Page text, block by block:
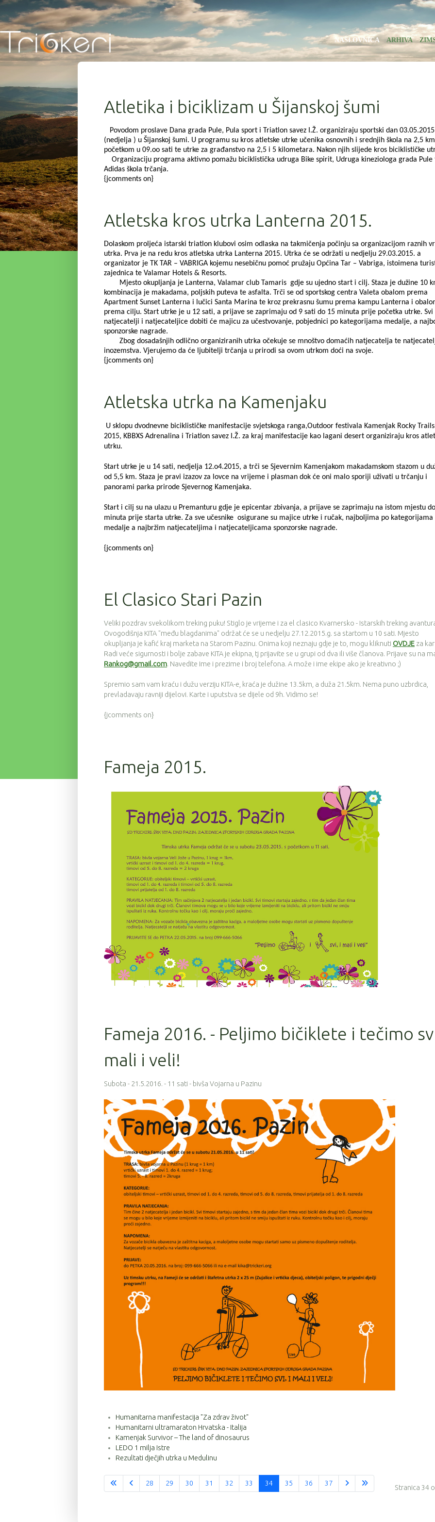
NASLOVNICA ARHIVA
Atletika i biciklizam u Šijanskoj šumi
Povodom proslave Dana grada Pule, Pula sport i Triatlon savez I.Ž. organiziraju sportski dan
(nedjelja ) u Šijanskoj šumi. U programu su kros atletske utrke učenika osnovnih i srednjih škola na 2,5
početkom u 09.oo sati te utrke za građanstvo na 2,5 i 5 kilometara. Nakon njih slijede kros biciklističke
Organizaciju programa aktivno pomažu biciklistička udruga Bike spirit, Udruga kineziologa grada Pule
Adidas škola trčanja.
{jcomments on}
Atletska kros utrka Lanterna 2015.
Dolaskom proljeća istarski triatlon klubovi osim odlaska na takmičenja počinju sa organizacijom raznih
utrka. Prva je na redu kros atletska utrka Lanterna 2015. Utrka će se održati u nedjelju 29.03.2015. a
organizator je TK TAR – VABRIGA kojemu nesebičnu pomoć pružaju Općina Tar – Vabriga, istoimena
zajednica te Valamar Hotels & Resorts.
Mjesto okupljanja je Lanterna, Valamar club Tamaris gdje su ujedno start i cilj. Staza je dužine 10
kombinacija je makadama, poljskih puteva te asfalta. Trči se od sportskog centra Valeta obalom prema
Apartment Sunset Lanterna i lučici Santa Marina te kroz prekrasnu šumu prema kampu Lanterna i
prema cilju. Start utrke je u 12 sati, a prijave se zaprimaju od 9 sati do 15 minuta prije početka utrke. Svi
natjecatelji i natjecateljice dobiti će majicu za učestvovanje, pobjednici po kategorijama medalje, a
sponzorske nagrade.
Zbog dosadašnjih odlično organiziranih utrka očekuje se mnoštvo domaćih natjecatelja te
inozemstva. Vjerujemo da će ljubitelji trčanja u prirodi sa ovom utrkom doći na svoje.
{jcomments on}
Atletska utrka na Kamenjaku
U sklopu dvodnevne biciklističke manifestacije svjetskoga ranga,Outdoor festivala Kamenjak Rocky Trails
2015, KBBXS Adrenalina i Triatlon savez I.Ž. za kraj manifestacije kao lagani desert organiziraju kros
utrku.
Start utrke je u 14 sati, nedjelja 12.o4.2015, a trči se Sjevernim Kamenjakom makadamskom stazom u
od 5,5 km. Staza je pravi izazov za lovce na vrijeme i plasman dok će oni malo sporiji uživati u trčanju i
panorami parka prirode Sjevernog Kamenjaka.
Start i cilj su na ulazu u Premanturu gdje je epicentar zbivanja, a prijave se zaprimaju na istom mjestu
minuta prije starta utrke. Za sve učesnike osigurane su majice utrke i ručak, najboljima po kategorijama
medalje a najbržim natjecateljima i natjecateljicama sponzorske nagrade.
{jcomments on}
El Clasico Stari Pazin
Veliki pozdrav svekolikom treking puku! Stiglo je vrijeme i za el clasico Kvarnersko - Istarskih treking
Ovogodišnja KITA "među blagdanima" održat će se u nedjelju 27.12.2015.g. sa startom u 10 sati. Mjesto
okupljanja je kafić kraj marketa na Starom Pazinu. Onima koji neznaju gdje je to, mogu kliknuti OVDJE za
Radi veće sigurnosti i bolje zabave KITA je ekipna, tj prijavite se u grupi od dva ili više članova. Prijave su na
Rankog@gmail.com. Navedite Ime i prezime i broj telefona. A može i ime ekipe ako je kreativno ;)
Spremio sam vam kraću i dužu verziju KITA-e, kraća je dužine 13.5km, a duža 21.5km. Nema puno uzbrdica,
prevladavaju ravniji dijelovi. Karte i uputstva se dijele od 9h. Vidimo se!
{jcomments on}
Fameja 2015.
Fameja 2016. - Peljimo bičiklete i tečimo
mali i veli!
Subota - 21.5.2016. - 11 sati - bivša Vojarna u Pazinu
Humanitarna manifestacija "Za zdrav život"
Humanitarni ultramaraton Hrvatska - Italija
Kamenjak Survivor – The land of dinosaurus
LEDO 1 milja Istre
Rezultati dječjih utrka u Medulinu
Stranica 34
28 29 30 31 32 33 34 35 36 37